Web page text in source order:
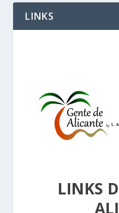
LINKS
LINKS